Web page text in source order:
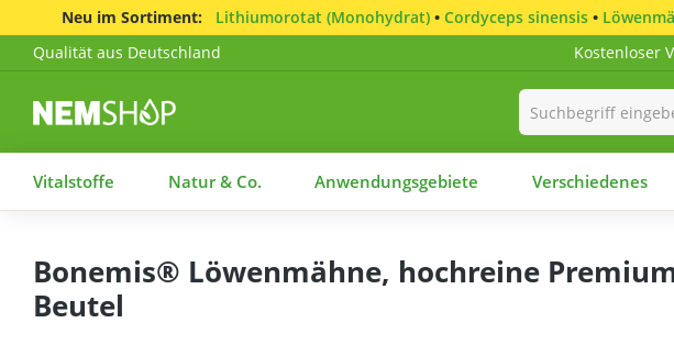
Neu im Sortiment: Lithiumorotat (Monohydrat) • Cordyceps sinensis •
Qualität aus Deutschland
Kostenloser
Vitalstoffe Natur & Co. Anwendungsgebiete Verschiedenes
Bonemis® Löwenmähne, hochreine
Beutel